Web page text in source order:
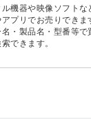
機器や映像ソフトな
アプリでお売りできま
名・製品名・型番等で
できます。